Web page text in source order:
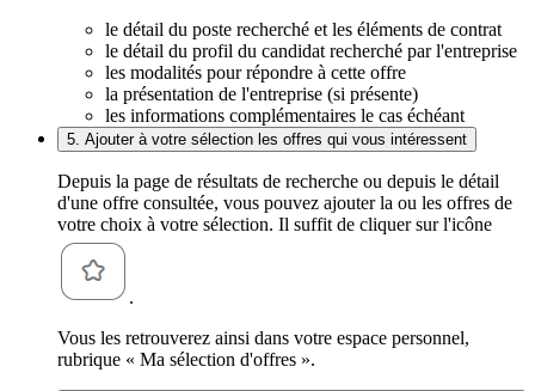
le détail du poste recherché et les éléments de contrat
le détail du profil du candidat recherché par l'entreprise
les modalités pour répondre à cette offre
la présentation de l'entreprise (si présente)
les informations complémentaires le cas échéant
5. Ajouter à votre sélection les offres qui vous intéressent
Depuis la page de résultats de recherche ou depuis le détail
d'une offre consultée, vous pouvez ajouter la ou les offres de
votre choix à votre sélection. Il suffit de cliquer sur l'icône
.
Vous les retrouverez ainsi dans votre espace personnel,
rubrique « Ma sélection d'offres ».